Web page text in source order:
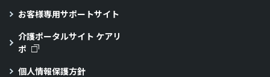
お客様専用サポートサイト
介護ポータルサイト ケアリ
ポ
個人情報保護方針